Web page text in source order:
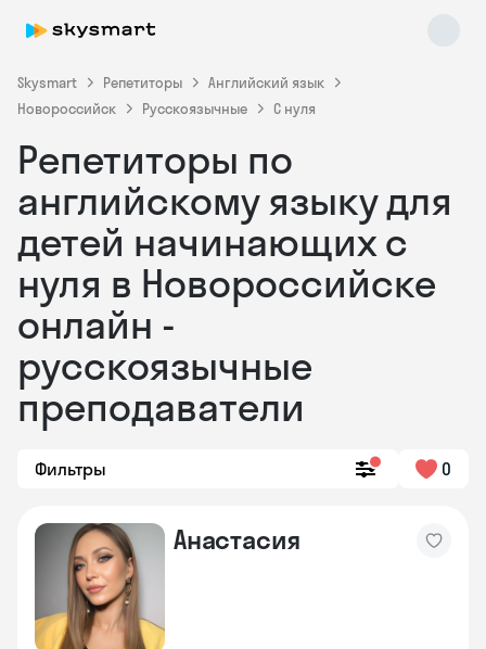
Skysmart Репетиторы
Английский язык
Новороссийск
Русскоязычные С нуля
Репетиторы по
английскому языку для
детей начинающих с
нуля в Новороссийске
онлайн -
русскоязычные
преподаватели
Фильтры 0
Анастасия
Skysmart Chat